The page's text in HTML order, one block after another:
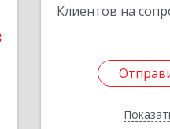
Клиентов на